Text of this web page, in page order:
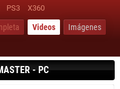
PS3 X360
Videos
Imágenes
- PC